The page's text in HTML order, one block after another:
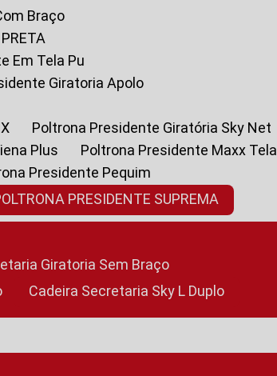
Braço
Em Tela Pu
Giratoria Apolo
Poltrona Presidente Giratória Sky Net
Plus
Poltrona Presidente Maxx Tela
Presidente Pequim
POLTRONA PRESIDENTE SUPREMA
Giratoria Sem Braço
Cadeira Secretaria Sky L Duplo